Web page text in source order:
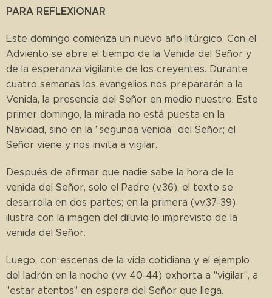
PARA REFLEXIONAR
Este domingo comienza un nuevo año litúrgico. Con el
Adviento se abre el tiempo de la Venida del Señor y
de la esperanza vigilante de los creyentes. Durante
cuatro semanas los evangelios nos prepararán a la
Venida, la presencia del Señor en medio nuestro. Este
primer domingo, la mirada no está puesta en la
Navidad, sino en la "segunda venida" del Señor; el
Señor viene y nos invita a vigilar.
Después de afirmar que nadie sabe la hora de la
venida del Señor, solo el Padre (v.36), el texto se
desarrolla en dos partes; en la primera (vv.37-39)
ilustra con la imagen del diluvio lo imprevisto de la
venida del Señor.
Luego, con escenas de la vida cotidiana y el ejemplo
del ladrón en la noche (vv. 40-44) exhorta a "vigilar", a
"estar atentos" en espera del Señor que llega.